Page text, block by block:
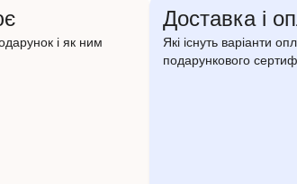
і як ним
Доставка і
Які існуть варіанти
подарункового